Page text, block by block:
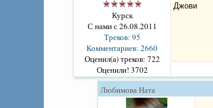
Курск
С нами с 26.08.2011
Треков: 95
Комментариев: 2660
Оценил(а) треков: 722
Оценили! 3702
Джови
Любимова Ната